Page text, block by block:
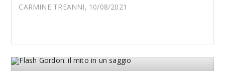
CARMINE TREANNI, 10/08/2021